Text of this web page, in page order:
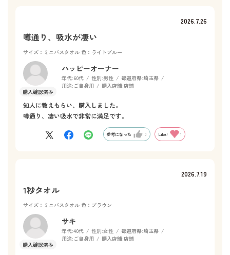
2026.7.26
噂通り、吸水が凄い
サイズ：ミニバスタオル 色：ライトブルー
ハッピーオーナー
年代:60代 性別:男性 都道府県:埼玉県
用途: ご自身用 購入店舗:店舗
知人に教えもらい、購入しました。
噂通り、凄い吸水で非常に満足です。
参考になった 0 Like! 1
2026.7.19
1秒タオル
サイズ：ミニバスタオル 色：ブラウン
サキ
年代:40代 性別:女性 都道府県:埼玉県
用途: ご自身用 購入店舗:店舗